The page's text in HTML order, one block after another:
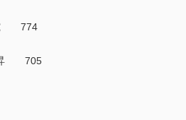
究 774
昇 705